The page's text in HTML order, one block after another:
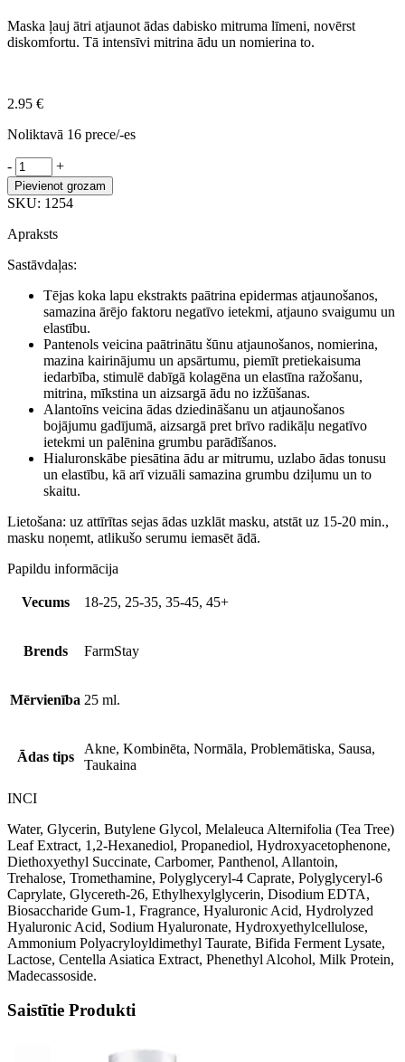
Maska ​​ļauj ātri atjaunot ādas dabisko mitruma līmeni, novērst
diskomfortu. Tā intensīvi mitrina ādu un nomierina to.
2.95 €
Noliktavā 16 prece/-es
- Farm
Stay
Tea
Tree
Biome
nomierinoša,
mitrinoša
auduma
maska
daudzums
+
Pievienot grozam
SKU: 1254
Apraksts
Sastāvdaļas:
Tējas koka lapu ekstrakts paātrina epidermas atjaunošanos,
samazina ārējo faktoru negatīvo ietekmi, atjauno svaigumu un
elastību.
Pantenols veicina paātrinātu šūnu atjaunošanos, nomierina,
mazina kairinājumu un apsārtumu, piemīt pretiekaisuma
iedarbība, stimulē dabīgā kolagēna un elastīna ražošanu,
mitrina, mīkstina un aizsargā ādu no izžūšanas.
Alantoīns veicina ādas dziedināšanu un atjaunošanos
bojājumu gadījumā, aizsargā pret brīvo radikāļu negatīvo
ietekmi un palēnina grumbu parādīšanos.
Hialuronskābe piesātina ādu ar mitrumu, uzlabo ādas tonusu
un elastību, kā arī vizuāli samazina grumbu dziļumu un to
skaitu.
Lietošana: uz attīrītas sejas ādas uzklāt masku, atstāt uz 15-20 min.,
masku noņemt, atlikušo serumu iemasēt ādā.
Papildu informācija
Vecums 18-25, 25-35, 35-45, 45+
Brends FarmStay
Mērvienība 25 ml.
Ādas tips
Akne, Kombinēta, Normāla, Problemātiska, Sausa,
Taukaina
INCI
Water, Glycerin, Butylene Glycol, Melaleuca Alternifolia (Tea Tree)
Leaf Extract, 1,2-Hexanediol, Propanediol, Hydroxyacetophenone,
Diethoxyethyl Succinate, Carbomer, Panthenol, Allantoin,
Trehalose, Tromethamine, Polyglyceryl-4 Caprate, Polyglyceryl-6
Caprylate, Glycereth-26, Ethylhexylglycerin, Disodium EDTA,
Biosaccharide Gum-1, Fragrance, Hyaluronic Acid, Hydrolyzed
Hyaluronic Acid, Sodium Hyaluronate, Hydroxyethylcellulose,
Ammonium Polyacryloyldimethyl Taurate, Bifida Ferment Lysate,
Lactose, Centella Asiatica Extract, Phenethyl Alcohol, Milk Protein,
Madecassoside.
Saistītie Produkti